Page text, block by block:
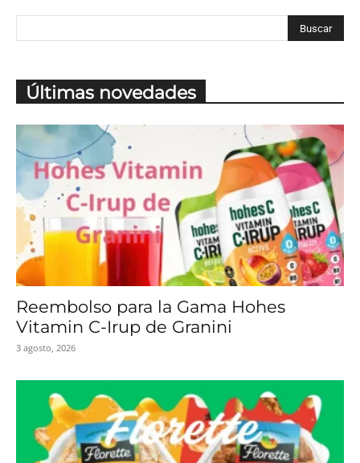
Últimas novedades
Reembolso para la Gama Hohes
Vitamin C-Irup de Granini
3 agosto, 2026